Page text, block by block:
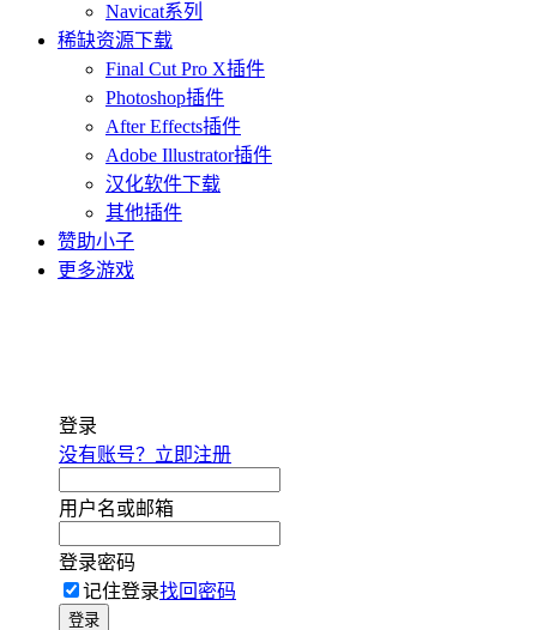
Navicat系列
稀缺资源下载
Final Cut Pro X插件
Photoshop插件
After Effects插件
Adobe Illustrator插件
汉化软件下载
其他插件
赞助小子
更多游戏
登录
没有账号？立即注册
用户名或邮箱
登录密码
记住登录找回密码
登录